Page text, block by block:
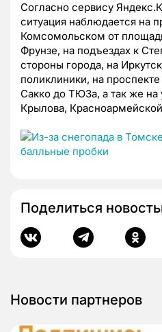
Согласно сервису
ситуация наблюдается на
Комсомольском от
Фрунзе, на подъездах к
стороны города, на
поликлиники, на
Сакко до ТЮЗа, а так же на
Крылова,
Поделиться
Новости партнеров